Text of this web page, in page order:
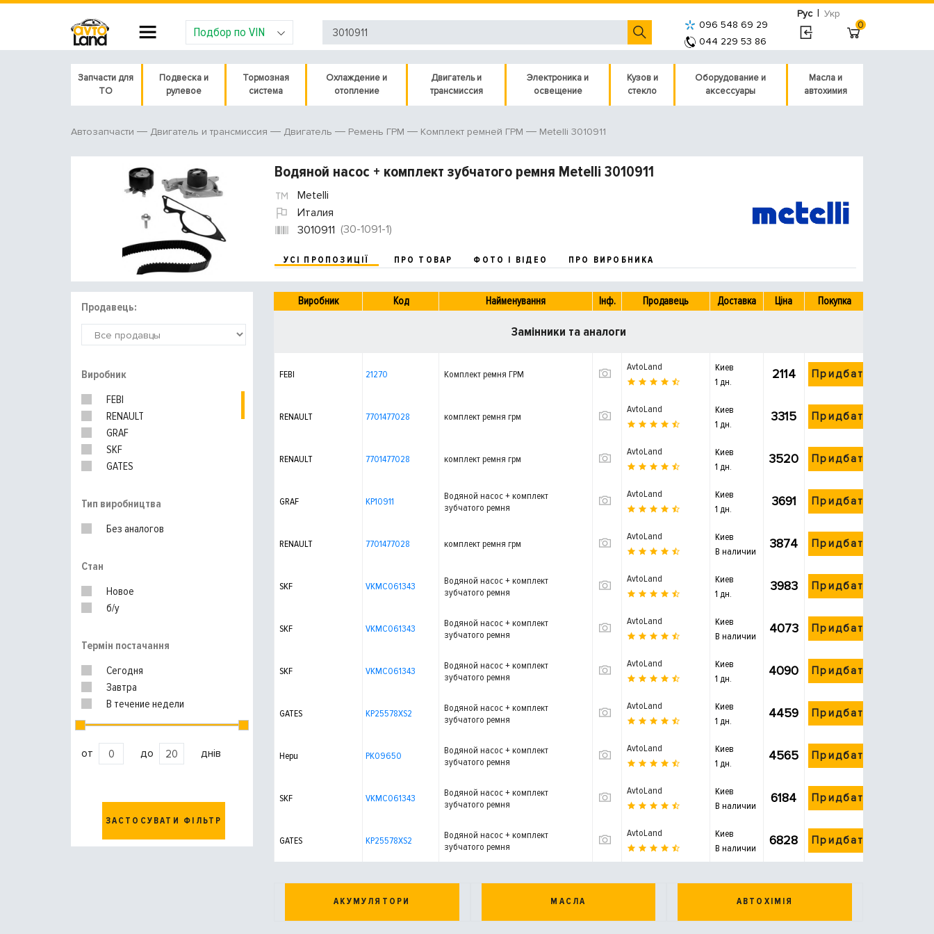
Рус | Укр
Подбор по VIN
096 548 69 29
044 229 53 86
0
Запчасти для
ТО
Подвеска и
рулевое
Тормозная
система
Охлаждение и
отопление
Двигатель и
трансмиссия
Электроника и
освещение
Кузов и
стекло
Оборудование и
аксессуары
Масла и
автохимия
Автозапчасти Двигатель и трансмиссия Двигатель Ремень ГРМ Комплект ремней ГРМ Metelli 3010911
Водяной насос + комплект зубчатого ремня Metelli 3010911
Metelli
Италия
3010911 (30-1091-1)
УСІ ПРОПОЗИЦІЇ ПРО ТОВАР ФОТО І ВІДЕО ПРО ВИРОБНИКА
Продавець:
Виробник
FEBI
RENAULT
GRAF
SKF
GATES
Тип виробництва
Без аналогов
Стан
Новое
б/у
Термін постачання
Сегодня
Завтра
В течение недели
от до днів
ЗАСТОСУВАТИ ФІЛЬТР
Виробник Код Найменування Інф. Продавець Доставка Ціна Покупка
Замінники та аналоги
FEBI 21270 Комплект ремня ГРМ
AvtoLand
Киев
1 дн.
2114 Придбати
RENAULT 7701477028 комплект ремня грм
AvtoLand
Киев
1 дн.
3315 Придбати
RENAULT 7701477028 комплект ремня грм
AvtoLand
Киев
1 дн.
3520 Придбати
GRAF KP10911
Водяной насос + комплект
зубчатого ремня
AvtoLand
Киев
1 дн.
3691 Придбати
RENAULT 7701477028 комплект ремня грм
AvtoLand
Киев
В наличии
3874 Придбати
SKF VKMC061343
Водяной насос + комплект
зубчатого ремня
AvtoLand
Киев
1 дн.
3983 Придбати
SKF VKMC061343
Водяной насос + комплект
зубчатого ремня
AvtoLand
Киев
В наличии
4073 Придбати
SKF VKMC061343
Водяной насос + комплект
зубчатого ремня
AvtoLand
Киев
1 дн.
4090 Придбати
GATES KP25578XS2
Водяной насос + комплект
зубчатого ремня
AvtoLand
Киев
1 дн.
4459 Придбати
Hepu PK09650
Водяной насос + комплект
зубчатого ремня
AvtoLand
Киев
1 дн.
4565 Придбати
SKF VKMC061343
Водяной насос + комплект
зубчатого ремня
AvtoLand
Киев
В наличии
6184 Придбати
GATES KP25578XS2
Водяной насос + комплект
зубчатого ремня
AvtoLand
Киев
В наличии
6828 Придбати
АКУМУЛЯТОРИ МАСЛА АВТОХІМІЯ